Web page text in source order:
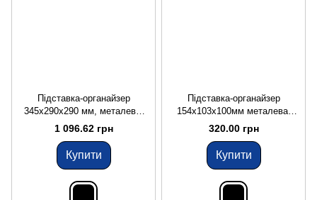
Підставка-органайзер
345x290x290 мм, металева,
чорна Buromax
1 096.62 грн
Купити
Підставка-органайзер
154x103x100мм металева,
чорна Buromax (BM.6246-01)
320.00 грн
Купити